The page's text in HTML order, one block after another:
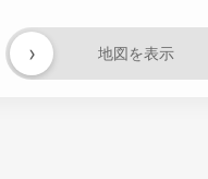
地図を表示
›